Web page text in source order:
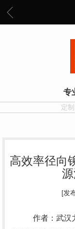
专
定
高效率径向
[发
作者：武汉